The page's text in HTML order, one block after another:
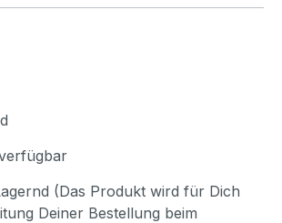
(Das Produkt wird für Dich
Deiner Bestellung beim